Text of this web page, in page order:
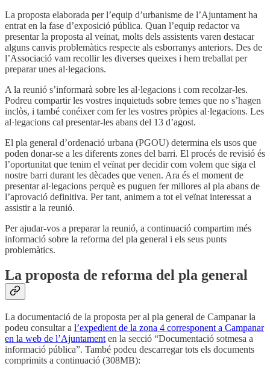
La proposta elaborada per l’equip d’urbanisme de l’Ajuntament ha
entrat en la fase d’exposició pública. Quan l’equip redactor va
presentar la proposta al veïnat, molts dels assistents varen destacar
alguns canvis problemàtics respecte als esborranys anteriors. Des de
l’Associació vam recollir les diverses queixes i hem treballat per
preparar unes al·legacions.
A la reunió s’informarà sobre les al·legacions i com recolzar-les.
Podreu compartir les vostres inquietuds sobre temes que no s’hagen
inclòs, i també conéixer com fer les vostres pròpies al·legacions. Les
al·legacions cal presentar-les abans del 13 d’agost.
El pla general d’ordenació urbana (PGOU) determina els usos que
poden donar-se a les diferents zones del barri. El procés de revisió és
l’oportunitat que tenim el veïnat per decidir com volem que siga el
nostre barri durant les dècades que venen. Ara és el moment de
presentar al·legacions perquè es puguen fer millores al pla abans de
l’aprovació definitiva. Per tant, animem a tot el veïnat interessat a
assistir a la reunió.
Per ajudar-vos a preparar la reunió, a continuació compartim més
informació sobre la reforma del pla general i els seus punts
problemàtics.
La proposta de reforma del pla general
La documentació de la proposta per al pla general de Campanar la
podeu consultar a l’expedient de la zona 4 corresponent a Campanar
en la web de l’Ajuntament en la secció “Documentació sotmesa a
informació pública”. També podeu descarregar tots els documents
comprimits a continuació (308MB):